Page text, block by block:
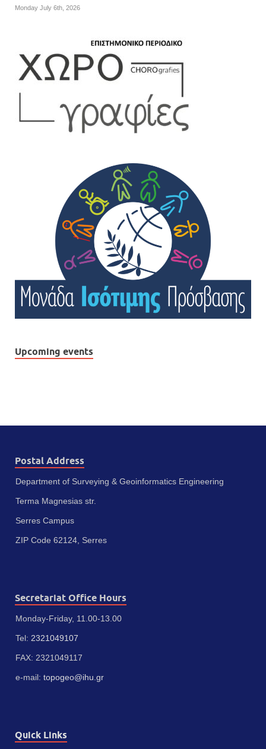
Monday July 6th, 2026
Upcoming events
Postal Address
Department of Surveying & Geoinformatics Engineering
Terma Magnesias str.
Serres Campus
ZIP Code 62124, Serres
Secretariat Office Hours
Monday-Friday, 11.00-13.00
Tel: 2321049107
FAX: 2321049117
e-mail: topogeo@ihu.gr
Quick Links